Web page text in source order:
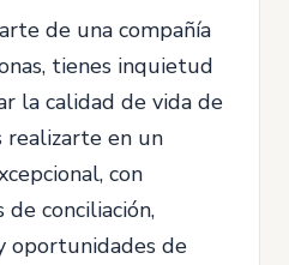
de una compañía
tienes inquietud
la calidad de vida de
realizarte en un
con
conciliación,
oportunidades de